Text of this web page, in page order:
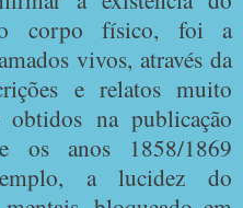
corpo físico, foi a
vivos, através da
e relatos muito
obtidos na publicação
os anos 1858/1869
a lucidez do